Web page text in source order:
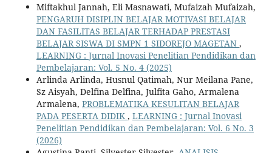
Miftakhul Jannah, Eli Masnawati, Mufaizah Mufaizah,
PENGARUH DISIPLIN BELAJAR MOTIVASI BELAJAR
DAN FASILITAS BELAJAR TERHADAP PRESTASI
BELAJAR SISWA DI SMPN 1 SIDOREJO MAGETAN ,
LEARNING : Jurnal Inovasi Penelitian Pendidikan dan
Pembelajaran: Vol. 5 No. 4 (2025)
Arlinda Arlinda, Husnul Qatimah, Nur Meilana Pane,
Sz Aisyah, Delfina Delfina, Julfita Gaho, Armalena
Armalena, PROBLEMATIKA KESULITAN BELAJAR
PADA PESERTA DIDIK , LEARNING : Jurnal Inovasi
Penelitian Pendidikan dan Pembelajaran: Vol. 6 No. 3
(2026)